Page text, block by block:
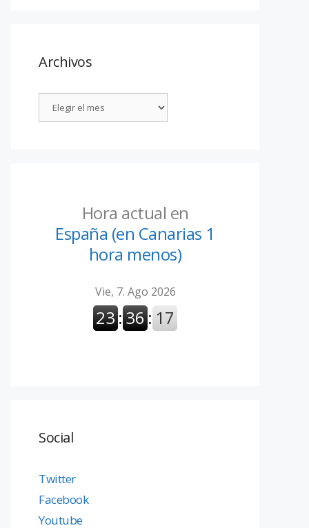
Archivos
Hora actual en
España (en Canarias 1
hora menos)
Social
Twitter
Facebook
Youtube